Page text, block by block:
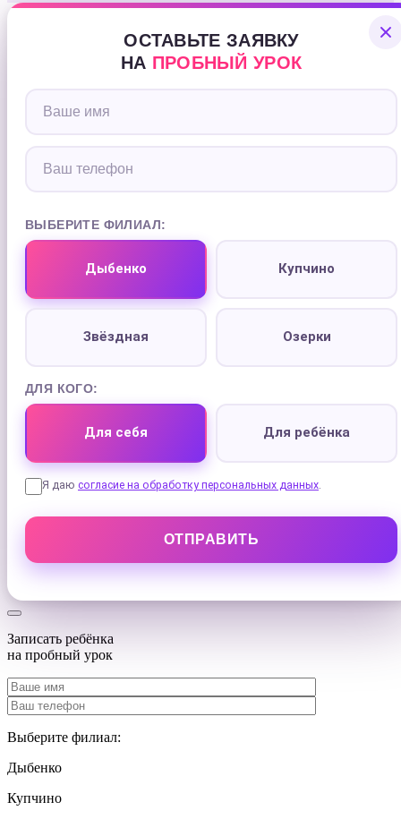
ОСТАВЬТЕ ЗАЯВКУ
НА ПРОБНЫЙ УРОК
ВЫБЕРИТЕ ФИЛИАЛ:
Дыбенко Купчино
Звёздная Озерки
ДЛЯ КОГО:
Для себя Для ребёнка
Я даю согласие на обработку персональных данных
Записать ребёнка
на пробный урок
Выберите филиал:
Дыбенко
Купчино